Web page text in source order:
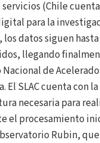
(Chile
para la
datos siguen
llegando
de
El SLAC cuenta con la
necesaria para
el procesamiento
Rubin,